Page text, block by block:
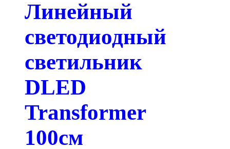
Линейный
светодиодный
светильник
DLED
Transformer
100см